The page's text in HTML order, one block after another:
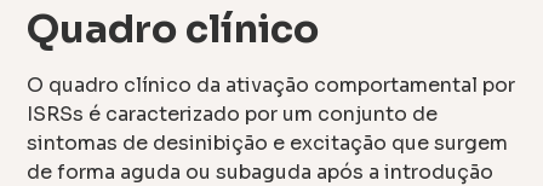
Quadro clínico
O quadro clínico da ativação comportamental por
ISRSs é caracterizado por um conjunto de
sintomas de desinibição e excitação que surgem
de forma aguda ou subaguda após a introdução